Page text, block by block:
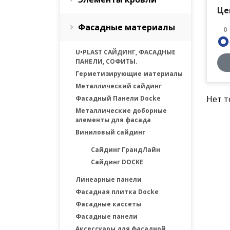
Фасадные материалы
U•PLAST САЙДИНГ, ФАСАДНЫЕ
ПАНЕЛИ, СОФИТЫ.
Герметизирующие материалы
Металлический сайдинг
Фасадный Панели Docke
Металлические доборные
элементы для фасада
Виниловый сайдинг
Сайдинг ГрандЛайн
Сайдинг DOCKE
Линеарные панели
Фасадная плитка Docke
Фасадные каcсеты
Фасадные панели
0
Нет